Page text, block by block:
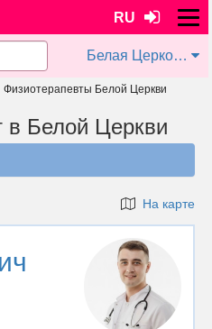
RU
Белая Церковь
Физиотерапевты Белой Церкви
в Белой Церкви
На карте